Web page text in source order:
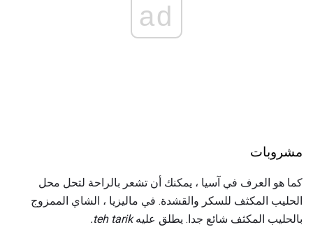
ad
مشروبات
كما هو العرف في آسيا ، يمكنك أن تشعر بالراحة لتحل محل
الحليب المكثف للسكر والقشدة. في ماليزيا ، الشاي الممزوج
بالحليب المكثف شائع جدا. يطلق عليهteh tarik.